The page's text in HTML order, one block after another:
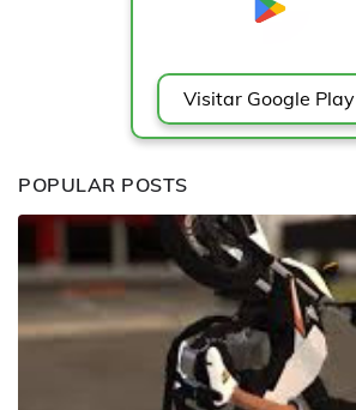
Visitar Google Play
POPULAR POSTS